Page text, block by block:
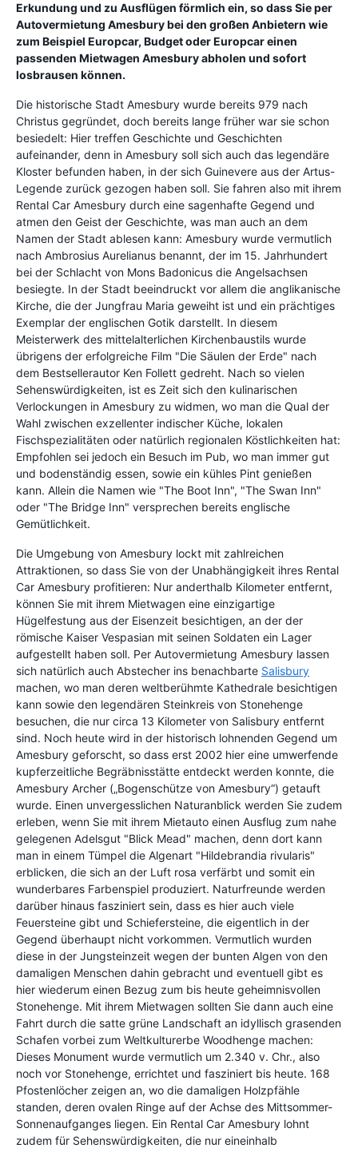
Erkundung und zu Ausflügen förmlich ein, so dass Sie per
Autovermietung Amesbury bei den großen Anbietern wie
zum Beispiel Europcar, Budget oder Europcar einen
passenden Mietwagen Amesbury abholen und sofort
losbrausen können.
Die historische Stadt Amesbury wurde bereits 979 nach
Christus gegründet, doch bereits lange früher war sie schon
besiedelt: Hier treffen Geschichte und Geschichten
aufeinander, denn in Amesbury soll sich auch das legendäre
Kloster befunden haben, in der sich Guinevere aus der Artus-
Legende zurück gezogen haben soll. Sie fahren also mit ihrem
Rental Car Amesbury durch eine sagenhafte Gegend und
atmen den Geist der Geschichte, was man auch an dem
Namen der Stadt ablesen kann: Amesbury wurde vermutlich
nach Ambrosius Aurelianus benannt, der im 15. Jahrhundert
bei der Schlacht von Mons Badonicus die Angelsachsen
besiegte. In der Stadt beeindruckt vor allem die anglikanische
Kirche, die der Jungfrau Maria geweiht ist und ein prächtiges
Exemplar der englischen Gotik darstellt. In diesem
Meisterwerk des mittelalterlichen Kirchenbaustils wurde
übrigens der erfolgreiche Film "Die Säulen der Erde" nach
dem Bestsellerautor Ken Follett gedreht. Nach so vielen
Sehenswürdigkeiten, ist es Zeit sich den kulinarischen
Verlockungen in Amesbury zu widmen, wo man die Qual der
Wahl zwischen exzellenter indischer Küche, lokalen
Fischspezialitäten oder natürlich regionalen Köstlichkeiten hat:
Empfohlen sei jedoch ein Besuch im Pub, wo man immer gut
und bodenständig essen, sowie ein kühles Pint genießen
kann. Allein die Namen wie "The Boot Inn", "The Swan Inn"
oder "The Bridge Inn" versprechen bereits englische
Gemütlichkeit.
Die Umgebung von Amesbury lockt mit zahlreichen
Attraktionen, so dass Sie von der Unabhängigkeit ihres Rental
Car Amesbury profitieren: Nur anderthalb Kilometer entfernt,
können Sie mit ihrem Mietwagen eine einzigartige
Hügelfestung aus der Eisenzeit besichtigen, an der der
römische Kaiser Vespasian mit seinen Soldaten ein Lager
aufgestellt haben soll. Per Autovermietung Amesbury lassen
sich natürlich auch Abstecher ins benachbarte Salisbury
machen, wo man deren weltberühmte Kathedrale besichtigen
kann sowie den legendären Steinkreis von Stonehenge
besuchen, die nur circa 13 Kilometer von Salisbury entfernt
sind. Noch heute wird in der historisch lohnenden Gegend um
Amesbury geforscht, so dass erst 2002 hier eine umwerfende
kupferzeitliche Begräbnisstätte entdeckt werden konnte, die
Amesbury Archer („Bogenschütze von Amesbury“) getauft
wurde. Einen unvergesslichen Naturanblick werden Sie zudem
erleben, wenn Sie mit ihrem Mietauto einen Ausflug zum nahe
gelegenen Adelsgut "Blick Mead" machen, denn dort kann
man in einem Tümpel die Algenart "Hildebrandia rivularis"
erblicken, die sich an der Luft rosa verfärbt und somit ein
wunderbares Farbenspiel produziert. Naturfreunde werden
darüber hinaus fasziniert sein, dass es hier auch viele
Feuersteine gibt und Schiefersteine, die eigentlich in der
Gegend überhaupt nicht vorkommen. Vermutlich wurden
diese in der Jungsteinzeit wegen der bunten Algen von den
damaligen Menschen dahin gebracht und eventuell gibt es
hier wiederum einen Bezug zum bis heute geheimnisvollen
Stonehenge. Mit ihrem Mietwagen sollten Sie dann auch eine
Fahrt durch die satte grüne Landschaft an idyllisch grasenden
Schafen vorbei zum Weltkulturerbe Woodhenge machen:
Dieses Monument wurde vermutlich um 2.340 v. Chr., also
noch vor Stonehenge, errichtet und fasziniert bis heute. 168
Pfostenlöcher zeigen an, wo die damaligen Holzpfähle
standen, deren ovalen Ringe auf der Achse des Mittsommer-
Sonnenaufganges liegen. Ein Rental Car Amesbury lohnt
zudem für Sehenswürdigkeiten, die nur eineinhalb